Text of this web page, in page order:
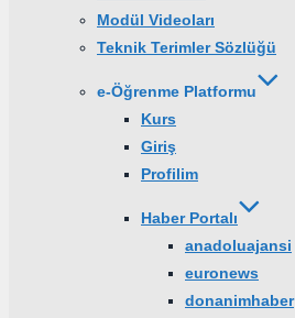
Modül Videoları
Teknik Terimler Sözlüğü
e-Öğrenme Platformu
Kurs
Giriş
Profilim
Haber Portalı
anadoluajansi
euronews
donanimhaber